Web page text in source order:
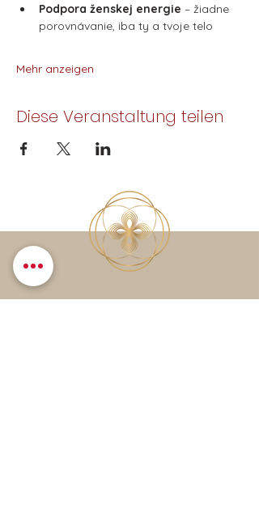
Podpora ženskej energie – žiadne
porovnávanie, iba ty a tvoje telo
Mehr anzeigen
Diese Veranstaltung teilen